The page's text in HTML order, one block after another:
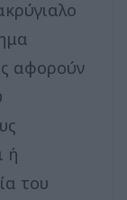
αφορούν
ή
του